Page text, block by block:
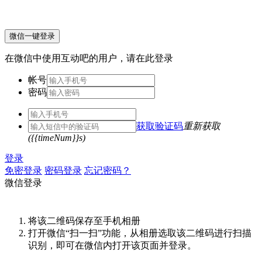
微信一键登录
在微信中使用互动吧的用户，请在此登录
帐号
密码
获取验证码重新获取
({{timeNum}}s)
登录
免密登录 密码登录 忘记密码？
微信登录
将该二维码保存至手机相册
打开微信“扫一扫”功能，从相册选取该二维码进行扫描
识别，即可在微信内打开该页面并登录。